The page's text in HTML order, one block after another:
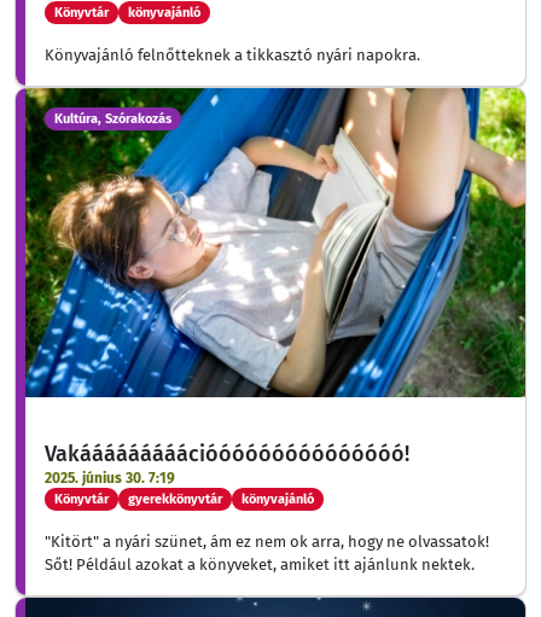
Könyvtár könyvajánló
Könyvajánló felnőtteknek a tikkasztó nyári napokra.
Kultúra, Szórakozás
Vakááááááááációóóóóóóóóóóóóóó!
2025. június 30. 7:19
Könyvtár gyerekkönyvtár könyvajánló
"Kitört" a nyári szünet, ám ez nem ok arra, hogy ne olvassatok!
Sőt! Például azokat a könyveket, amiket itt ajánlunk nektek.